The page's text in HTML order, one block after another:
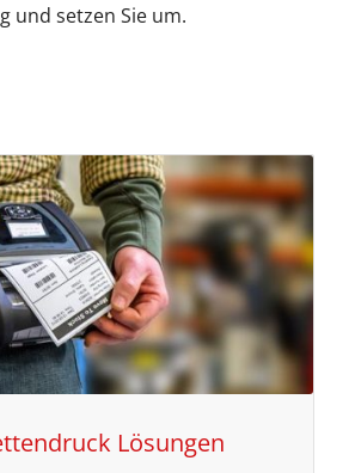
und setzen Sie um.
Lösungen